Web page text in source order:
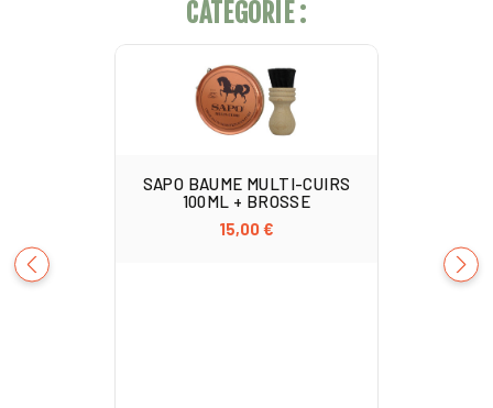
CATÉGORIE :
SAPO BAUME MULTI-CUIRS
100ML + BROSSE
15,00 €